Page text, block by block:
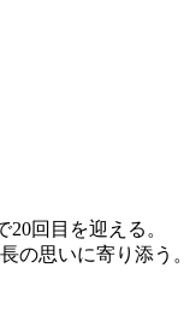
回目を迎える。
の思いに寄り添う。